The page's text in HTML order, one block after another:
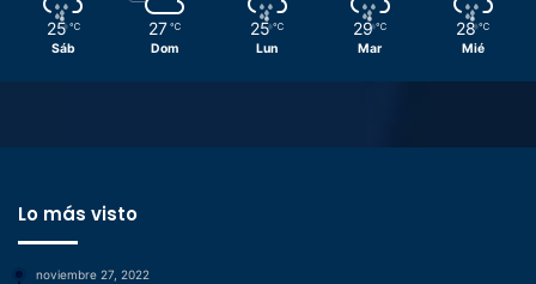
25 ℃
Sáb
27 ℃
Dom
25 ℃
Lun
29 ℃
Mar
28 ℃
Mié
Lo más visto
noviembre 27, 2022